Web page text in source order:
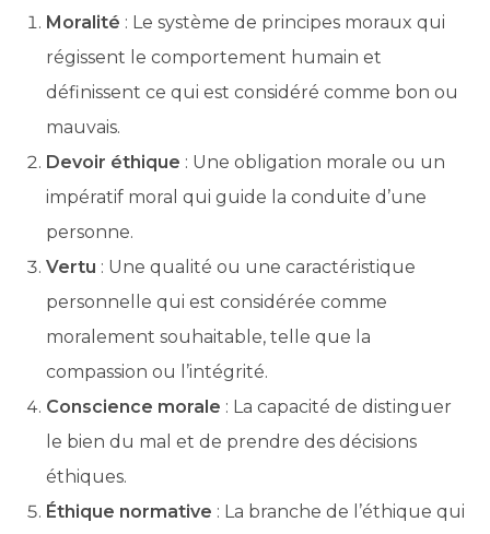
Moralité : Le système de principes moraux qui
régissent le comportement humain et
définissent ce qui est considéré comme bon ou
mauvais.
Devoir éthique : Une obligation morale ou un
impératif moral qui guide la conduite d’une
personne.
Vertu : Une qualité ou une caractéristique
personnelle qui est considérée comme
moralement souhaitable, telle que la
compassion ou l’intégrité.
Conscience morale : La capacité de distinguer
le bien du mal et de prendre des décisions
éthiques.
Éthique normative : La branche de l’éthique qui